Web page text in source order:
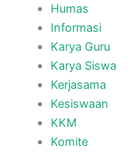
Humas
Informasi
Karya Guru
Karya Siswa
Kerjasama
Kesiswaan
KKM
Komite